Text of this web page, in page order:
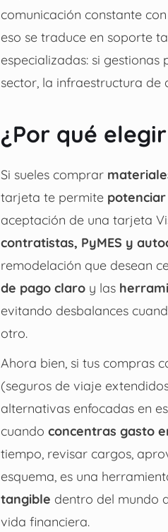
comunicación constante
eso se traduce en soporte
especializadas: si
sector, la infraestructura de
¿Por qué
Si sueles comprar
tarjeta te permite
aceptación de una tarjeta
contratistas, PyMES y
remodelación que desean
de pago claro y las
evitando desbalances
otro.
Ahora bien, si tus compras
(seguros de viaje
alternativas enfocadas en
cuando concentras gasto
tiempo, revisar cargos,
esquema, es una
tangible dentro del mundo
vida financiera.